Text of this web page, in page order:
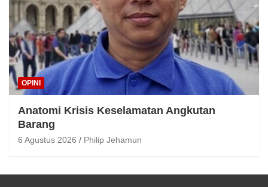
OPINI
Anatomi Krisis Keselamatan Angkutan
Barang
6 Agustus 2026 Philip Jehamun